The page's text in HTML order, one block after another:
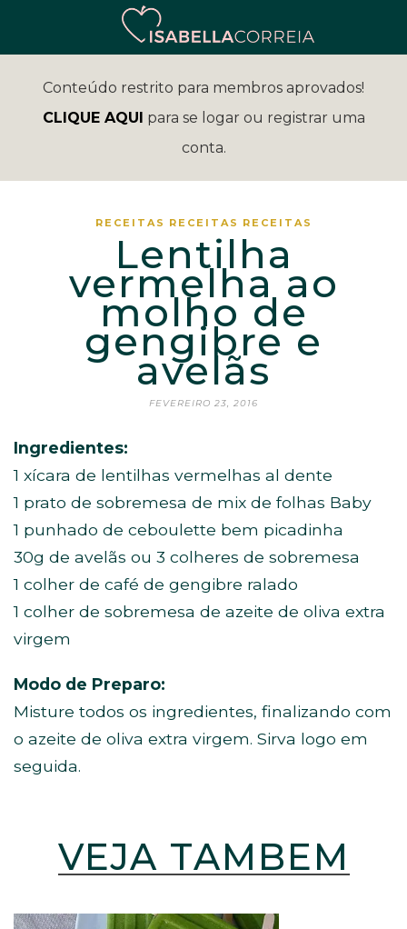
Conteúdo restrito para membros aprovados!
CLIQUE AQUI para se logar ou registrar uma
conta.
RECEITAS RECEITAS RECEITAS
Lentilha
vermelha ao
molho de
gengibre e
avelãs
FEVEREIRO 23, 2016
Ingredientes:
1 xícara de lentilhas vermelhas al dente
1 prato de sobremesa de mix de folhas Baby
1 punhado de ceboulette bem picadinha
30g de avelãs ou 3 colheres de sobremesa
1 colher de café de gengibre ralado
1 colher de sobremesa de azeite de oliva extra
virgem
Modo de Preparo:
Misture todos os ingredientes, finalizando com
o azeite de oliva extra virgem. Sirva logo em
seguida.
VEJA TAMBÉM